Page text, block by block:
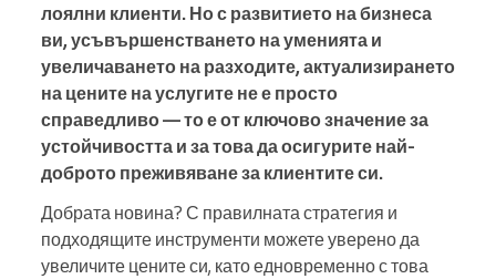
лоялни клиенти. Но с развитието на бизнеса
ви, усъвършенстването на уменията и
увеличаването на разходите, актуализирането
на цените на услугите не е просто
справедливо — то е от ключово значение за
устойчивостта и за това да осигурите най-
доброто преживяване за клиентите си.
Добрата новина? С правилната стратегия и
подходящите инструменти можете уверено да
увеличите цените си, като едновременно с това